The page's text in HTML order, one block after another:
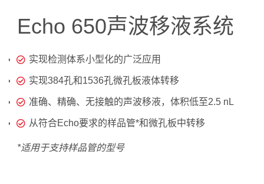
Echo 650声波移液系统
实现检测体系小型化的广泛应用
实现384孔和1536孔微孔板液体转移
准确、精确、无接触的声波移液，体积低至2.5 nL
从符合Echo要求的样品管*和微孔板中转移
*适用于支持样品管的型号